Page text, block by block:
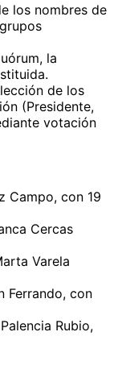
los nombres de
la
de los
(Presidente,
votación
Campo, con 19
Cercas
Varela
Ferrando, con
Rubio,